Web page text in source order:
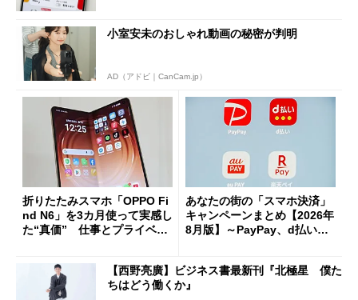
小室安未のおしゃれ動画の秘密が判明
AD（アドビ｜CanCam.jp）
折りたたみスマホ「OPPO Fi
nd N6」を3カ月使って実感し
た“真価” 仕事とプライベー
あなたの街の「スマホ決済」
キャンペーンまとめ【2026年
8月版】～PayPay、d払い、a
【西野亮廣】ビジネス書最新刊『北極星 僕た
ちはどう働くか』